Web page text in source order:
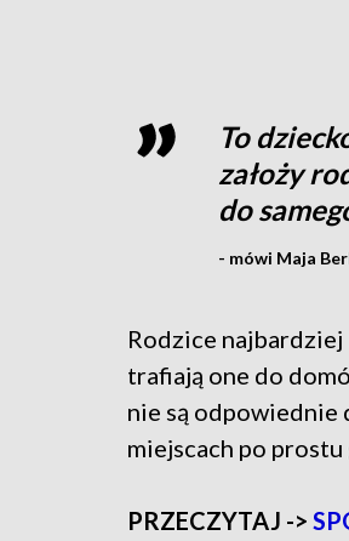
To
założy
do
- mówi Maja
Rodzice najbardziej
trafiają one do
nie są odpowiednie
miejscach po prostu
PRZECZYTAJ ->